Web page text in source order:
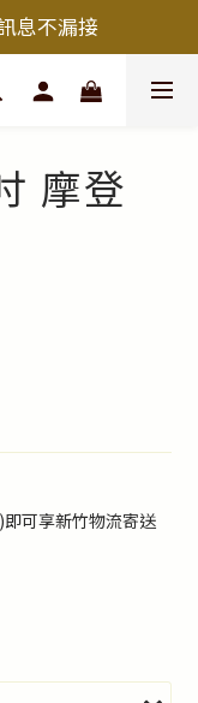
息不漏接
摩登
可享新竹物流寄送